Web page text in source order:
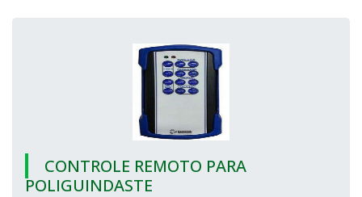
CONTROLE REMOTO PARA
POLIGUINDASTE